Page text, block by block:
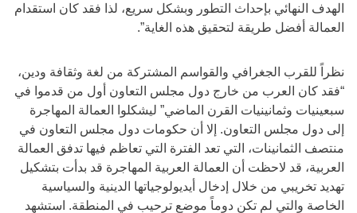
الهدف النهائي بإحداث التطور وبشكل سريع، لذا فقد كان استقدام
العمالة أفضل طريقة لتحقيق هذه الغاية”.
نظراً للقرب الجغرافي والقواسم المشتركة من لغة وثقافة ودين،
“فقد كان العرب من خارج دول مجلس التعاون أول من قدموا في
سبعينيات وثمانينيات القرن الماضي” ليشكلوا العمالة المهاجرة
إلى دول مجلس التعاون. إلا أن حكومات دول مجلس التعاون في
منتصف الثمانينات، التي تعد الفترة التي تعاظم فيها تدفق العمالة
العربية، قد لاحظت أن العمالة العربية المهاجرة قد بدأت بتشكيل
تهديد تخريبي من خلال إدخال أيديولوجياتها الدينية والسياسية
الخاصة والتي لم تكن دوماً موضع ترحيب في المنطقة. استشهد